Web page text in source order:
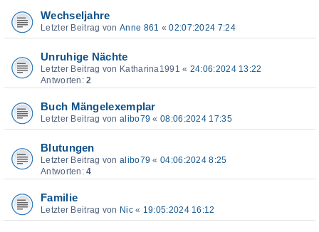
Wechseljahre
Letzter Beitrag von Anne 861 «02:07:2024 7:24
Unruhige Nächte
Letzter Beitrag von Katharina1991 « 24:06:2024 13:22
Antworten:2
Buch Mängelexemplar
Letzter Beitrag von alibo79 «08:06:2024 17:35
Blutungen
Letzter Beitrag von alibo79 «04:06:2024 8:25
Antworten:4
Familie
Letzter Beitrag von Nic« 19:05:2024 16:12